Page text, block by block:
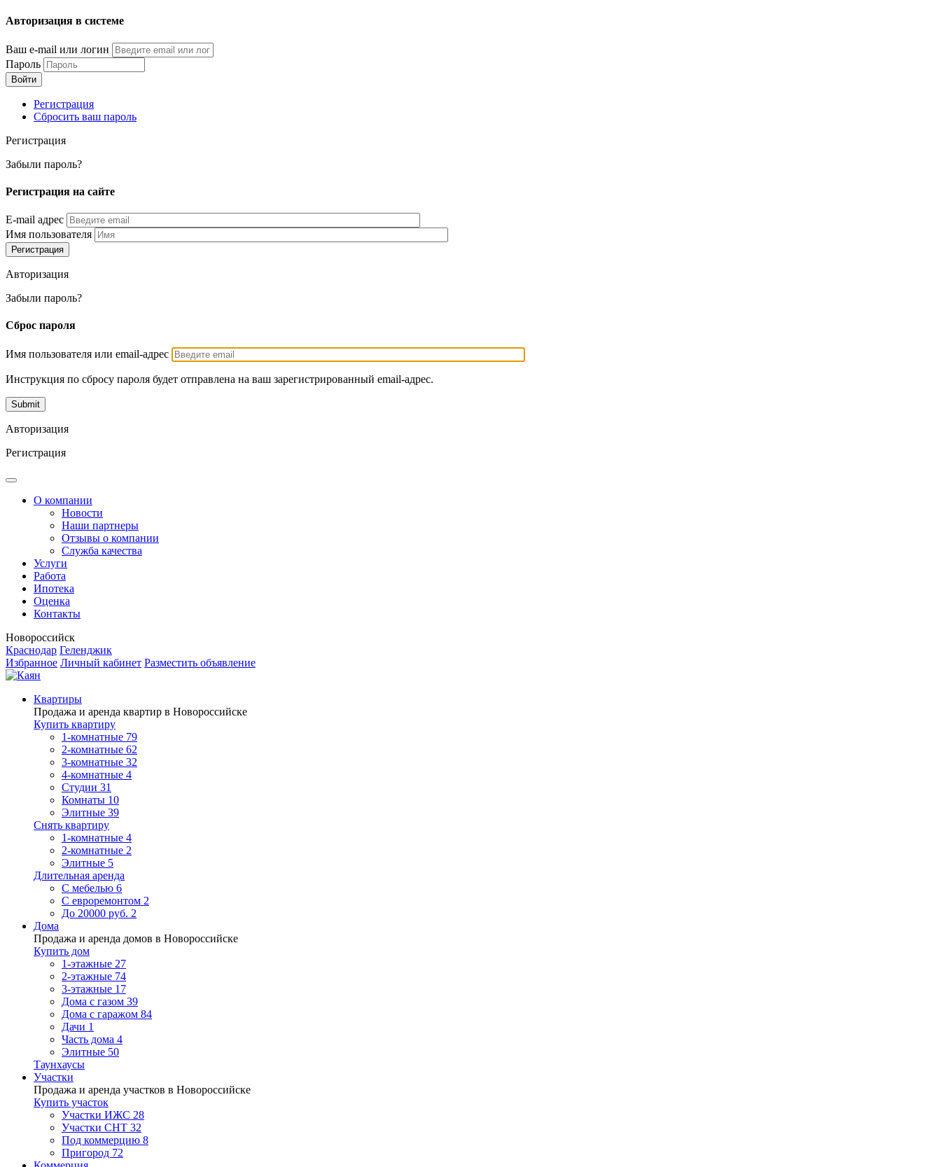
Перейти
основному
содержанию
Авторизация в системе
Ваш e-mail или логин
Пароль
Регистрация
Сбросить ваш пароль
Регистрация
Забыли пароль?
Регистрация на сайте
E-mail адрес
Имя пользователя
Авторизация
Забыли пароль?
Сброс пароля
Имя пользователя или email-адрес
Инструкция по сбросу пароля будет отправлена на ваш зарегистрированный email-адрес.
Авторизация
Регистрация
О компании
Новости
Наши партнеры
Отзывы о компании
Служба качества
Услуги
Работа
Ипотека
Оценка
Контакты
Новороссийск
Краснодар Геленджик
Избранное Личный кабинет Разместить объявление
Квартиры
Продажа и аренда квартир в Новороссийске
Купить квартиру
1-комнатные 79
2-комнатные 62
3-комнатные 32
4-комнатные 4
Студии 31
Комнаты 10
Элитные 39
Снять квартиру
1-комнатные 4
2-комнатные 2
Элитные 5
Длительная аренда
С мебелью 6
С евроремонтом 2
До 20000 руб. 2
Дома
Продажа и аренда домов в Новороссийске
Купить дом
1-этажные 27
2-этажные 74
3-этажные 17
Дома с газом 39
Дома с гаражом 84
Дачи 1
Часть дома 4
Элитные 50
Таунхаусы
Участки
Продажа и аренда участков в Новороссийске
Купить участок
Участки ИЖС 28
Участки СНТ 32
Под коммерцию 8
Пригород 72